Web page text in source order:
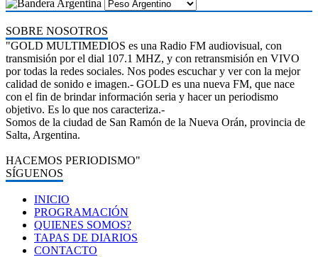
SOBRE NOSOTROS
"GOLD MULTIMEDIOS es una Radio FM audiovisual, con
transmisión por el dial 107.1 MHZ, y con retransmisión en VIVO
por todas la redes sociales. Nos podes escuchar y ver con la mejor
calidad de sonido e imagen.- GOLD es una nueva FM, que nace
con el fin de brindar información seria y hacer un periodismo
objetivo. Es lo que nos caracteriza.-
Somos de la ciudad de San Ramón de la Nueva Orán, provincia de
Salta, Argentina.
HACEMOS PERIODISMO"
SÍGUENOS
INICIO
PROGRAMACIÓN
QUIENES SOMOS?
TAPAS DE DIARIOS
CONTACTO